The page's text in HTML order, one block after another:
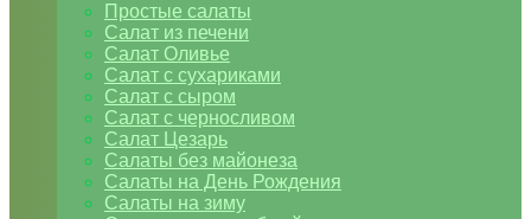
Простые салаты
Салат из печени
Салат Оливье
Салат с сухариками
Салат с сыром
Салат с черносливом
Салат Цезарь
Салаты без майонеза
Салаты на День Рождения
Салаты на зиму